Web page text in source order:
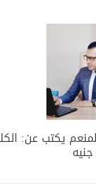
يكتب عن: